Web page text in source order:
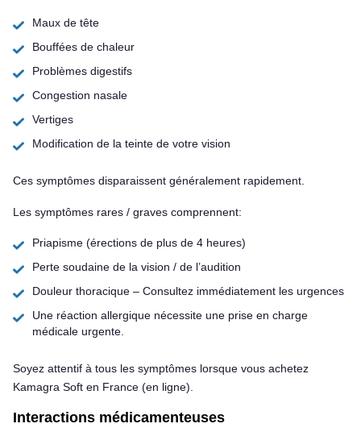
Maux de tête
Bouffées de chaleur
Problèmes digestifs
Congestion nasale
Vertiges
Modification de la teinte de votre vision
Ces symptômes disparaissent généralement rapidement.
Les symptômes rares / graves comprennent:
Priapisme (érections de plus de 4 heures)
Perte soudaine de la vision / de l’audition
Douleur thoracique – Consultez immédiatement les urgences
Une réaction allergique nécessite une prise en charge
médicale urgente.
Soyez attentif à tous les symptômes lorsque vous achetez
Kamagra Soft en France (en ligne).
Interactions médicamenteuses